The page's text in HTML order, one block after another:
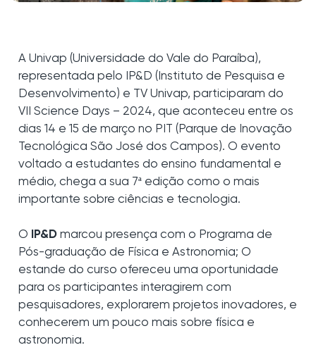
A Univap (Universidade do Vale do Paraíba),
representada pelo IP&D (Instituto de Pesquisa e
Desenvolvimento) e TV Univap, participaram do
VII Science Days – 2024, que aconteceu entre os
dias 14 e 15 de março no PIT (Parque de Inovação
Tecnológica São José dos Campos). O evento
voltado a estudantes do ensino fundamental e
médio, chega a sua 7ª edição como o mais
importante sobre ciências e tecnologia.
O IP&D marcou presença com o Programa de
Pós-graduação de Física e Astronomia; O
estande do curso ofereceu uma oportunidade
para os participantes interagirem com
pesquisadores, explorarem projetos inovadores, e
conhecerem um pouco mais sobre física e
astronomia.